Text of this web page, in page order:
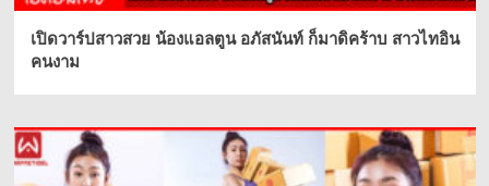
เปิดวาร์ปสาวสวย น้องแอลตูน อภัสนันท์ ก็มาดิคร้าบ สาวไทอิน
คนงาม